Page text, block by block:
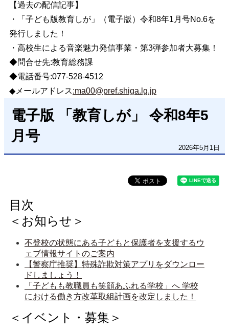
【過去の配信記事】
・「子ども版教育しが」（電子版）令和8年1月号No.6を
発行しました！
・高校生による音楽魅力発信事業・第3弾参加者大募集！
◆問合せ先:教育総務課
◆電話番号:077-528-4512
◆メールアドレス:ma00@pref.shiga.lg.jp
電子版 「教育しが」 令和8年5
月号
2026年5月1日
目次
＜お知らせ＞
不登校の状態にある子どもと保護者を支援するウ
ェブ情報サイトのご案内
【警察庁推奨】特殊詐欺対策アプリをダウンロー
ドしましょう！
「子どもも教職員も笑顔あふれる学校」へ 学校
＜イベント・募集＞